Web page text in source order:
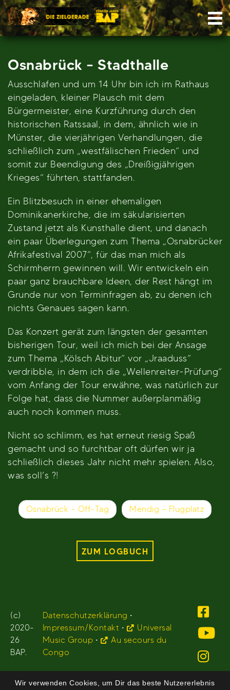
Skip
to
content
Osnabrück – Stadthalle
Ausschlafen und um 14 Uhr bin ich im Rathaus
eingeladen, kleiner Plausch mit dem
Bürgermeister, eine Kurzführung durch den
historischen Ratssaal, in dem, ähnlich wie in
Münster, die vierjährigen Verhandlungen, die
schließlich zum „westfälischen Frieden“ und
somit zur Beendigung des „Dreißigjährigen
Krieges“ führten, stattfanden.
Ein Blitzbesuch in einer ehemaligen
Dominikanerkirche, die im säkularisierten
Zustand jetzt als Kunsthalle dient, und danach
ein paar Überlegungen zum Thema „Osnabrücker
Afrikafestival 2007“, für das man mich als
Schirmherrn gewinnen will. Wir entwickeln ein
paar ganz brauchbare Ideen, der Rest hängt im
Grunde nur von Terminfragen ab, zu denen ich
nichts Genaues sagen kann.
Das Konzert gerät zum längsten der gesamten
bisherigen Tour, weil ich mich bei der Ansage
zum Thema „Kölsch Abitur“ vor „Jraaduss“
verdribble, in dem ich die „Wellenreiter-Prüfung“
vom Anfang der Tour erwähne, was natürlich zur
Folge hat, dass die Nummer außerplanmäßig
auch noch kommen muss.
Nicht so schlimm, es hat erneut riesig Spaß
gemacht und so furchtbar oft dürfen wir ja
schließlich dieses Jahr nicht mehr spielen. Also,
was soll’s ?!
Beitragsnavigation
Osnabrück – Off-Tag Mendig – Flugplatz
ZUM LOGBUCH
(c)
2020-
26
BAP.
Datenschutzerklärung •
Impressum/Kontakt •
Universal
Music Group •
Au secours du
Congo
Wir verwenden Cookies, um Dir das beste Nutzererlebnis